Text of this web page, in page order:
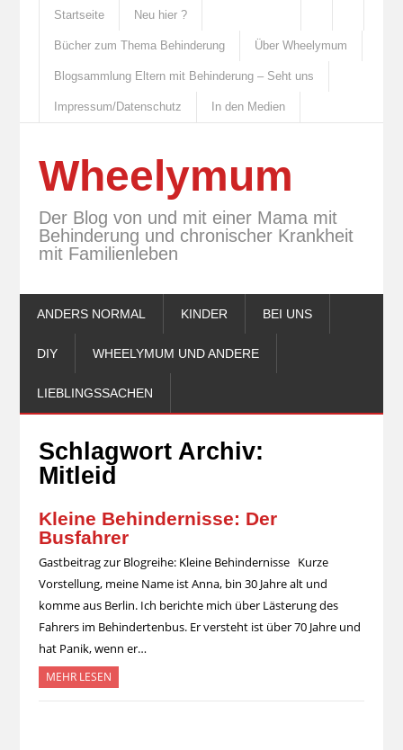
Startseite Neu hier ?
Bücher zum Thema Behinderung Über Wheelymum
Blogsammlung Eltern mit Behinderung – Seht uns
Impressum/Datenschutz In den Medien
Wheelymum
Der Blog von und mit einer Mama mit
Behinderung und chronischer Krankheit
mit Familienleben
ANDERS NORMAL KINDER BEI UNS
DIY WHEELYMUM UND ANDERE
LIEBLINGSSACHEN
Schlagwort Archiv:
Mitleid
Kleine Behindernisse: Der
Busfahrer
Gastbeitrag zur Blogreihe: Kleine Behindernisse Kurze
Vorstellung, meine Name ist Anna, bin 30 Jahre alt und
komme aus Berlin. Ich berichte mich über Lästerung des
Fahrers im Behindertenbus. Er versteht ist über 70 Jahre und
hat Panik, wenn er…
MEHR LESEN